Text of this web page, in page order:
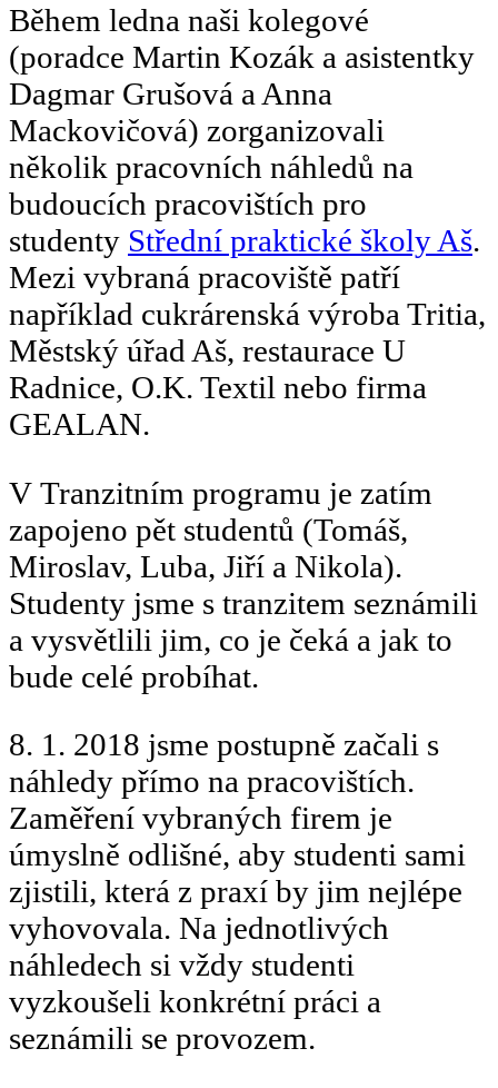
Během ledna naši kolegové
(poradce Martin Kozák a asistentky
Dagmar Grušová a Anna
Mackovičová) zorganizovali
několik pracovních náhledů na
budoucích pracovištích pro
studenty Střední praktické školy Aš.
Mezi vybraná pracoviště patří
například cukrárenská výroba Tritia,
Městský úřad Aš, restaurace U
Radnice, O.K. Textil nebo firma
GEALAN.
V Tranzitním programu je zatím
zapojeno pět studentů (Tomáš,
Miroslav, Luba, Jiří a Nikola).
Studenty jsme s tranzitem seznámili
a vysvětlili jim, co je čeká a jak to
bude celé probíhat.
8. 1. 2018 jsme postupně začali s
náhledy přímo na pracovištích.
Zaměření vybraných firem je
úmyslně odlišné, aby studenti sami
zjistili, která z praxí by jim nejlépe
vyhovovala. Na jednotlivých
náhledech si vždy studenti
vyzkoušeli konkrétní práci a
seznámili se provozem.